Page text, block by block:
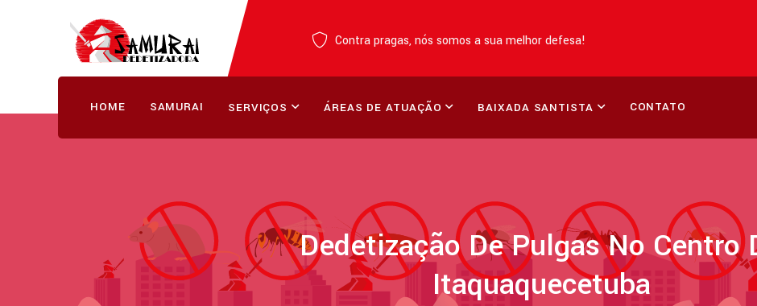
Contra pragas, nós somos a sua melhor defesa!
HOME SAMURAI SERVIÇOS ÁREAS DE ATUAÇÃO BAIXADA SANTISTA CONTATO
Dedetização De Pulgas No Centro
Itaquaquecetuba